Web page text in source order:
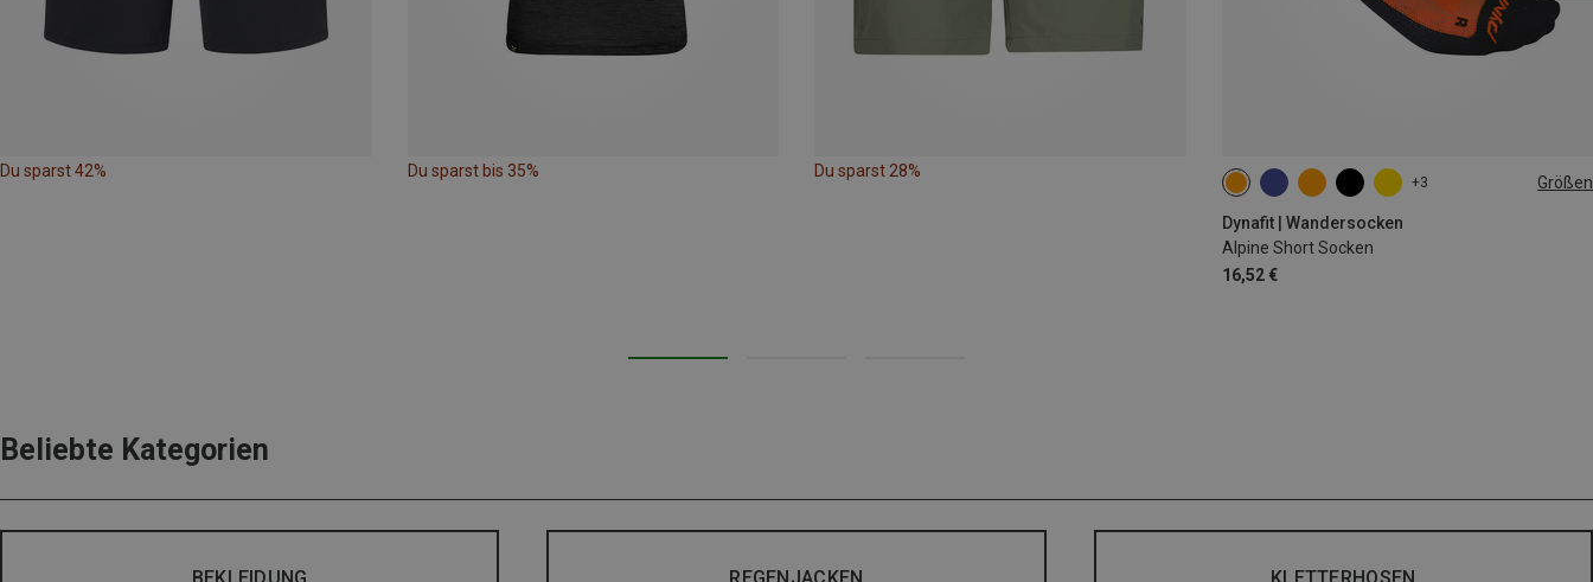
Du sparst 42% Du sparst bis 35% Du sparst 28%
+3 Größen
Dynafit | Wandersocken
Alpine Short Socken
16,52 €
35|36|37|38 39|40|41|42
Beliebte Kategorien